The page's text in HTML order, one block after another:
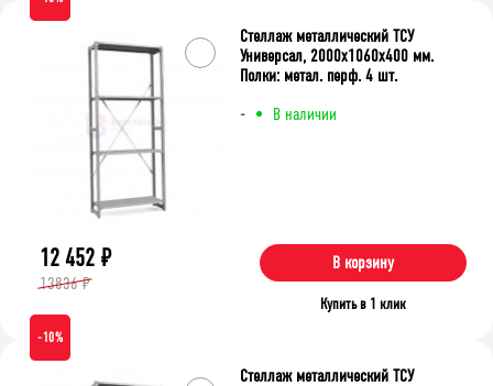
- В наличии
Стеллаж металлический ТСУ
Универсал, 2000x1060x400 мм.
Полки: метал. перф. 4 шт.
12 452 ₽
13836 ₽
В корзину
Купить в 1 клик
-10%
Стеллаж металлический ТСУ